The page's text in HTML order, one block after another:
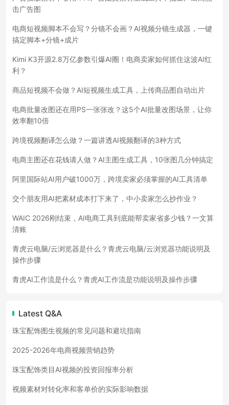
击广告图
电商短视频脚本不会写？分镜不会画？AI视频分镜生成器，一键
搞定脚本+分镜+成片
Kimi K3开源2.8万亿参数引爆AI圈！电商卖家如何抓住这波AI红
利？
商品短视频不会做？AI短视频生成工具，上传商品图自动出片
电商批量改图还在用PS一张张改？这5个AI批量改图场景，让你
效率翻10倍
跨境视频翻译怎么做？一篇讲透AI视频翻译的3种方式
电商主图还在花钱请人做？AI主图生成工具，10张图几分钟搞定
阿里国际站AI用户破1000万，跨境卖家必须掌握的AI工具清单
交个朋友用AI把素材成本打下来了，中小卖家怎么抄作业？
WAIC 2026刚结束，AI电商工具到底能帮卖家省多少钱？一文算
清账
青虎云电脑/云浏览器是什么？青虎云电脑/云浏览器功能说明及
操作步骤
青虎AI工作流是什么？青虎AI工作流是功能说明及操作步骤
Latest Q&A
珠宝配饰图生视频的常见问题和避坑指南
2025-2026年电商视频营销趋势
珠宝配饰类目AI视频的投资回报率分析
视频素材对转化率和客单价的实际影响数据